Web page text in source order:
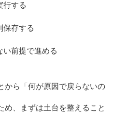
行する
保存する
い前提で進める
から「何が原因で戻らないの
め、まずは土台を整えること